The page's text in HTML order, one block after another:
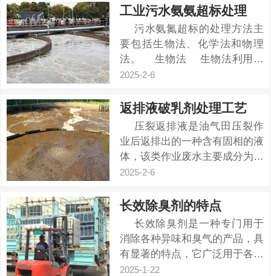
酚、杂油、有机酸等，具有一定
的毒性和难以生物降解性，对环
境和人类健康造成威胁。这些废
水主要来源于洗矿废水‌、破碎系
统废...
工业污水氨氨超标处理
污水氨氮超标的处理方法主
要包括生物法、化学法和物理
法。‌ 生物法 生物法利用微
生物的代谢作用将氨氮转化为无
且可持续。具体步骤包括：‌...
2025-2-6
返排液破乳剂处理工艺
压裂返排液是油气田压裂作
业后返排出的一种含有固相的液
体，该类作业废水主要成分为瓜
胶、防腐剂、破胶剂、石油类及
源消耗大、废水产生量大、废水
组分复杂等特点，具有“三
高”（高COD值，高稳定性，高
粘度）特征，如果不经过处理而
直接外...
2025-2-6
长效除臭剂的特点
长效除臭剂是一种专门用于
消除各种异味和臭气的产品，具
有显著的特点，它广泛用于各种
场合和环境中。 其首要特点
2025-1-22